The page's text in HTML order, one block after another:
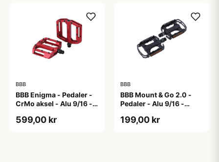
BBB
BBB Enigma - Pedaler -
CrMo aksel - Alu 9/16 -
599,00 kr
BBB
BBB Mount & Go 2.0 -
Pedaler - Alu 9/16 -
199,00 kr